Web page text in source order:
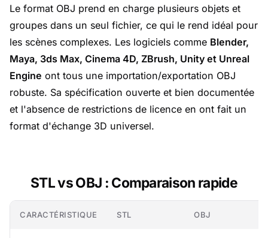
Le format OBJ prend en charge plusieurs objets et
groupes dans un seul fichier, ce qui le rend idéal pour
les scènes complexes. Les logiciels comme Blender,
Maya, 3ds Max, Cinema 4D, ZBrush, Unity et Unreal
Engine ont tous une importation/exportation OBJ
robuste. Sa spécification ouverte et bien documentée
et l'absence de restrictions de licence en ont fait un
format d'échange 3D universel.
STL vs OBJ : Comparaison rapide
CARACTÉRISTIQUE STL OBJ